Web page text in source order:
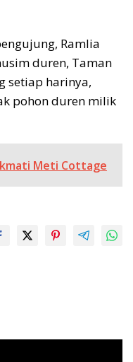
Ramlia
duren, Taman
setiap harinya,
pohon duren milik
Meti Cottage